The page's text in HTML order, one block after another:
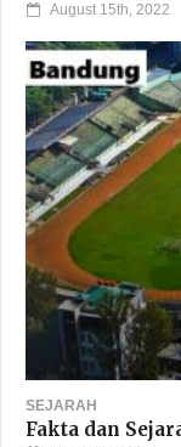
August 15th, 2022
SEJARAH
Fakta dan